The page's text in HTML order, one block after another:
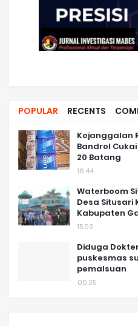
POPULAR RECENTS
Kejanggalan
Bandrol Cukai
20 Batang
16.44
Waterboom
Desa Situsari
Kabupaten
15.03
Diduga
puskesmas
pemalsuan
00.35